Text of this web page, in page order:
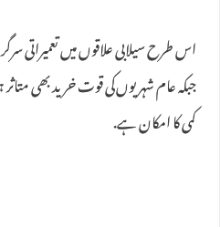
اس طرح‌ سیلابی علاقوں میں تعمیراتی
جبکہ عام شہریوں‌کی قوت خرید بھی
کمی کا امکان ہے.